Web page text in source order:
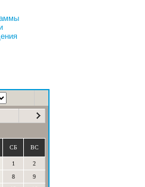
СБ ВС
1
2
8
9